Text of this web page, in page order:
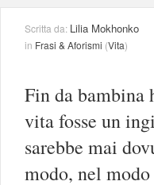
Scritta da: Lilia Mokhonko
in Frasi & Aforismi (Vita)
Fin da bambina
vita fosse un
sarebbe mai
modo, nel